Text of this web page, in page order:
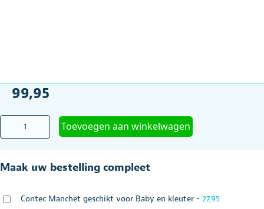
99,95
Bloeddrukmeter
aantal
Toevoegen aan winkelwagen
Maak uw bestelling compleet
Contec Manchet geschikt voor Baby en kleuter - 27,95